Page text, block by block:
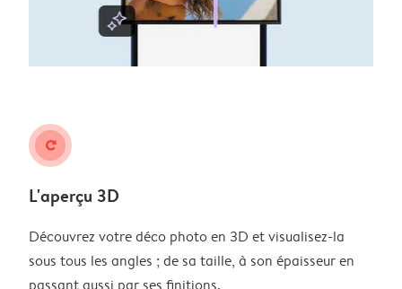
rotate_right
L'aperçu 3D
Découvrez votre déco photo en 3D et visualisez-la
sous tous les angles ; de sa taille, à son épaisseur en
passant aussi par ses finitions.